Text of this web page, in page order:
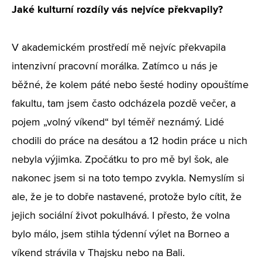
Jaké kulturní rozdíly vás nejvíce překvapily?
V akademickém prostředí mě nejvíc překvapila
intenzivní pracovní morálka. Zatímco u nás je
běžné, že kolem páté nebo šesté hodiny opouštíme
fakultu, tam jsem často odcházela pozdě večer, a
pojem „volný víkend“ byl téměř neznámý. Lidé
chodili do práce na desátou a 12 hodin práce u nich
nebyla výjimka. Zpočátku to pro mě byl šok, ale
nakonec jsem si na toto tempo zvykla. Nemyslím si
ale, že je to dobře nastavené, protože bylo cítit, že
jejich sociální život pokulhává. I přesto, že volna
bylo málo, jsem stihla týdenní výlet na Borneo a
víkend strávila v Thajsku nebo na Bali.